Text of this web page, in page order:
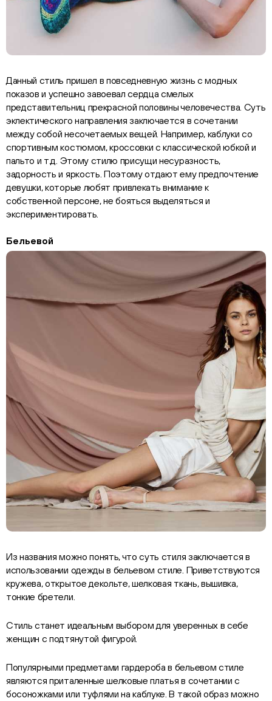
Данный стиль пришел в повседневную жизнь с модных
показов и успешно завоевал сердца смелых
представительниц прекрасной половины человечества. Суть
эклектического направления заключается в сочетании
между собой несочетаемых вещей. Например, каблуки со
спортивным костюмом, кроссовки с классической юбкой и
пальто и т.д. Этому стилю присущи несуразность,
задорность и яркость. Поэтому отдают ему предпочтение
девушки, которые любят привлекать внимание к
собственной персоне, не бояться выделяться и
экспериментировать.
Бельевой
Из названия можно понять, что суть стиля заключается в
использовании одежды в бельевом стиле. Приветствуются
кружева, открытое декольте, шелковая ткань, вышивка,
тонкие бретели.
Стиль станет идеальным выбором для уверенных в себе
женщин с подтянутой фигурой.
Популярными предметами гардероба в бельевом стиле
являются приталенные шелковые платья в сочетании с
босоножками или туфлями на каблуке. В такой образ можно